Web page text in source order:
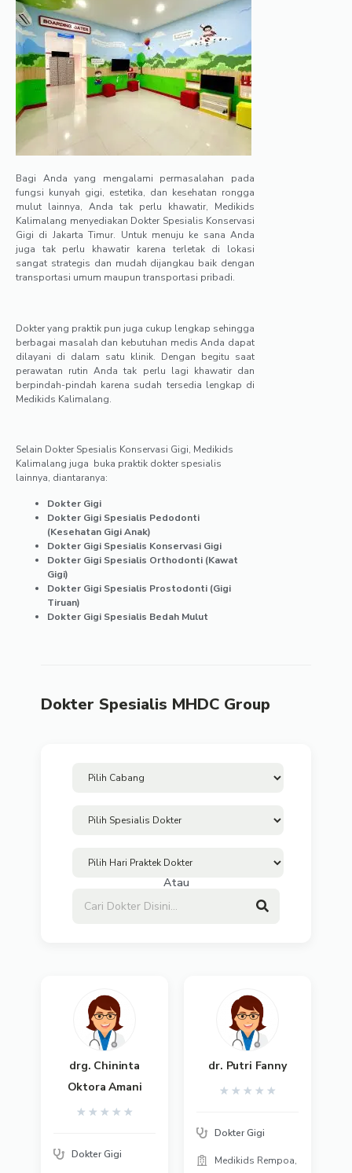
Bagi Anda yang mengalami permasalahan pada
fungsi kunyah gigi, estetika, dan kesehatan rongga
mulut lainnya, Anda tak perlu khawatir, Medikids
Kalimalang menyediakan Dokter Spesialis Konservasi
Gigi di Jakarta Timur. Untuk menuju ke sana Anda
juga tak perlu khawatir karena terletak di lokasi
sangat strategis dan mudah dijangkau baik dengan
transportasi umum maupun transportasi pribadi.
Dokter yang praktik pun juga cukup lengkap sehingga
berbagai masalah dan kebutuhan medis Anda dapat
dilayani di dalam satu klinik. Dengan begitu saat
perawatan rutin Anda tak perlu lagi khawatir dan
berpindah-pindah karena sudah tersedia lengkap di
Medikids Kalimalang.
Selain Dokter Spesialis Konservasi Gigi, Medikids
Kalimalang juga buka praktik dokter spesialis
lainnya, diantaranya:
Dokter Gigi
Dokter Gigi Spesialis Pedodonti
(Kesehatan Gigi Anak)
Dokter Gigi Spesialis Konservasi Gigi
Dokter Gigi Spesialis Orthodonti (Kawat
Gigi)
Dokter Gigi Spesialis Prostodonti (Gigi
Tiruan)
Dokter Gigi Spesialis Bedah Mulut
Dokter Spesialis MHDC Group
Atau
drg. Chininta
Oktora Amani
★ ★ ★ ★ ★
Dokter Gigi
dr. Putri Fanny
★ ★ ★ ★ ★
Dokter Gigi
Medikids Rempoa,